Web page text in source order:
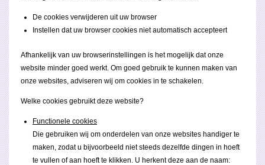
De cookies verwijderen uit uw browser
Instellen dat uw browser cookies niet automatisch accepteert
Afhankelijk van uw browserinstellingen is het mogelijk dat onze
website minder goed werkt. Om goed gebruik te kunnen maken van
onze websites, adviseren wij om cookies in te schakelen.
Welke cookies gebruikt deze website?
Functionele cookies
Die gebruiken wij om onderdelen van onze websites handiger te
maken, zodat u bijvoorbeeld niet steeds dezelfde dingen in hoeft
te vullen of aan hoeft te klikken. U herkent deze aan de naam: